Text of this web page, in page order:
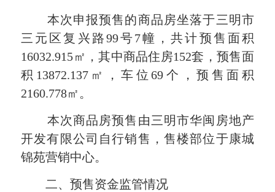
本次申报预售的商品房坐落于三明市
三元区复兴路99号7幢，共计预售面积
16032.915㎡，其中商品住房152套，预售面
积13872.137㎡，车位69个，预售面积
2160.778㎡。
本次商品房预售由三明市华闽房地产
开发有限公司自行销售，售楼部位于康城
锦苑营销中心。
二、预售资金监管情况